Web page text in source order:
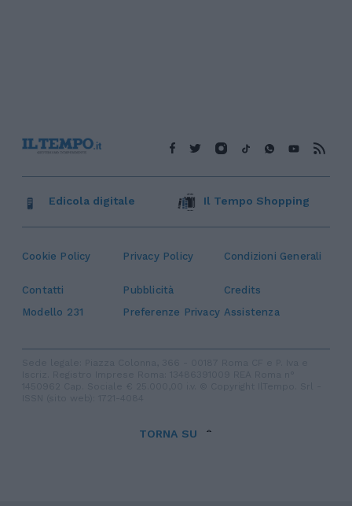
Cookie Policy Privacy Policy Condizioni Generali
Contatti Pubblicità
Credits
Modello 231
Preferenze Privacy Assistenza
Edicola digitale Il Tempo Shopping
TORNA SU